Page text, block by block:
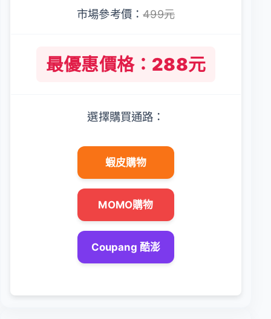
市場參考價：499元
最優惠價格：288元
選擇購買通路：
蝦皮購物
MOMO購物
Coupang 酷澎